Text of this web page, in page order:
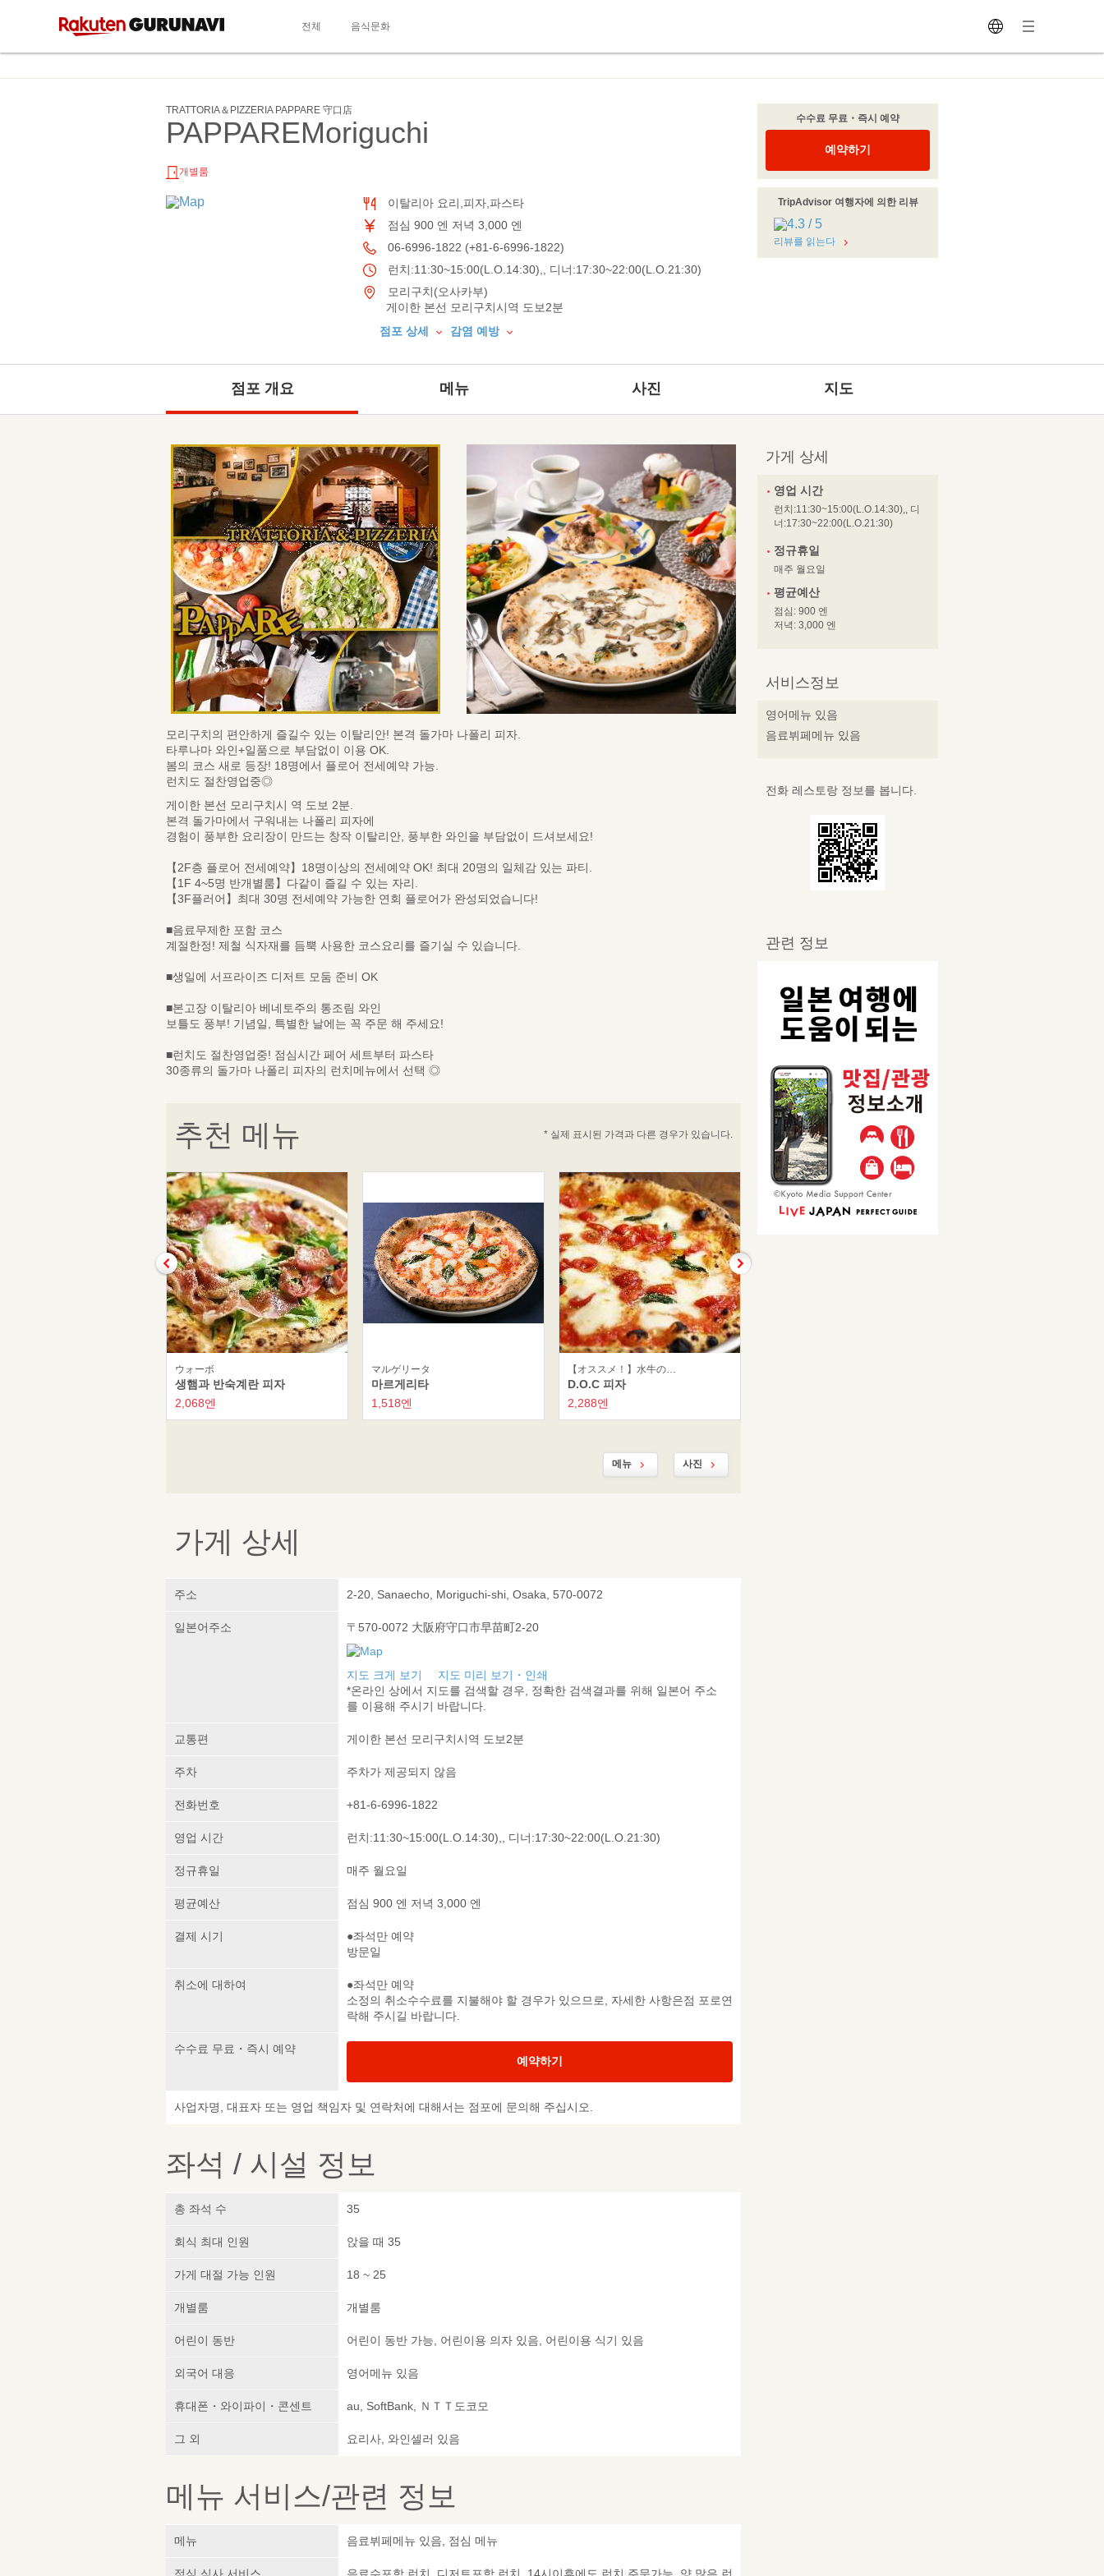
전체 음식문화
TRATTORIA＆PIZZERIA PAPPARE 守口店
PAPPAREMoriguchi
개별룸
이탈리아 요리,피자,파스타
점심 900 엔 저녁 3,000 엔
06-6996-1822 (+81-6-6996-1822)
런치:11:30~15:00(L.O.14:30),, 디너:17:30~22:00(L.O.21:30)
모리구치(오사카부)
게이한 본선 모리구치시역 도보2분
점포 상세
감염 예방
수수료 무료・즉시 예약
예약하기
TripAdvisor 여행자에 의한 리뷰
리뷰를 읽는다
점포 개요 메뉴 사진 지도
모리구치의 편안하게 즐길수 있는 이탈리안! 본격 돌가마 나폴리 피자.
타루나마 와인+일품으로 부담없이 이용 OK.
봄의 코스 새로 등장! 18명에서 플로어 전세예약 가능.
런치도 절찬영업중◎
게이한 본선 모리구치시 역 도보 2분.
본격 돌가마에서 구워내는 나폴리 피자에
경험이 풍부한 요리장이 만드는 창작 이탈리안, 풍부한 와인을 부담없이 드셔보세요!
【2F층 플로어 전세예약】18명이상의 전세예약 OK! 최대 20명의 일체감 있는 파티.
【1F 4~5명 반개별룸】다같이 즐길 수 있는 자리.
【3F플러어】최대 30명 전세예약 가능한 연회 플로어가 완성되었습니다!
■음료무제한 포함 코스
계절한정! 제철 식자재를 듬뿍 사용한 코스요리를 즐기실 수 있습니다.
■생일에 서프라이즈 디저트 모둠 준비 OK
■본고장 이탈리아 베네토주의 통조림 와인
보틀도 풍부! 기념일, 특별한 날에는 꼭 주문 해 주세요!
■런치도 절찬영업중! 점심시간 페어 세트부터 파스타
30종류의 돌가마 나폴리 피자의 런치메뉴에서 선택 ◎
추천 메뉴 * 실제 표시된 가격과 다른 경우가 있습니다.
ウォーボ
생햄과 반숙계란 피자
2,068엔
マルゲリータ
마르게리타
1,518엔
【オススメ！】水牛の…
D.O.C 피자
2,288엔
메뉴 사진
가게 상세
주소 2-20, Sanaecho, Moriguchi-shi, Osaka, 570-0072
일본어주소 〒570-0072 大阪府守口市早苗町2-20
지도 크게 보기
지도 미리 보기・인쇄
*온라인 상에서 지도를 검색할 경우, 정확한 검색결과를 위해 일본어 주소
를 이용해 주시기 바랍니다.
교통편 게이한 본선 모리구치시역 도보2분
주차 주차가 제공되지 않음
전화번호 +81-6-6996-1822
영업 시간 런치:11:30~15:00(L.O.14:30),, 디너:17:30~22:00(L.O.21:30)
정규휴일 매주 월요일
평균예산 점심 900 엔 저녁 3,000 엔
결제 시기
●좌석만 예약
방문일
취소에 대하여
●좌석만 예약
소정의 취소수수료를 지불해야 할 경우가 있으므로, 자세한 사항은점 포로연
락해 주시길 바랍니다.
수수료 무료・즉시 예약
예약하기
사업자명, 대표자 또는 영업 책임자 및 연락처에 대해서는 점포에 문의해 주십시오.
좌석 / 시설 정보
총 좌석 수 35
회식 최대 인원 앉을 때 35
가게 대절 가능 인원 18 ~ 25
개별룸 개별룸
어린이 동반 어린이 동반 가능, 어린이용 의자 있음, 어린이용 식기 있음
외국어 대응 영어메뉴 있음
휴대폰・와이파이・콘센트 au, SoftBank, ＮＴＴ도코모
그 외 요리사, 와인셀러 있음
메뉴 서비스/관련 정보
메뉴 음료뷔페메뉴 있음, 점심 메뉴
가게 상세
영업 시간
런치:11:30~15:00(L.O.14:30),, 디
너:17:30~22:00(L.O.21:30)
정규휴일
매주 월요일
평균예산
점심: 900 엔
저녁: 3,000 엔
서비스정보
영어메뉴 있음
음료뷔페메뉴 있음
전화 레스토랑 정보를 봅니다.
관련 정보